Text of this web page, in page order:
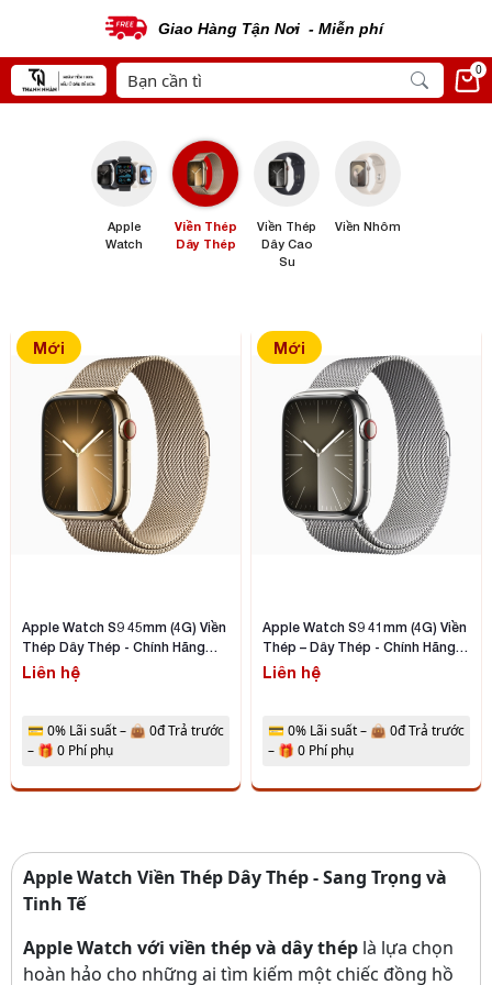
Giao Hàng Tận Nơi - Miễn phí
0
Apple
Watch
Viền Thép
Dây Thép
Viền Thép
Dây Cao
Su
Viền Nhôm
Mới
Apple Watch S9 45mm (4G) Viền
Thép Dây Thép - Chính Hãng
Apple
Liên hệ
💳 0% Lãi suất – 👜 0đ Trả trước
– 🎁 0 Phí phụ
Mới
Apple Watch S9 41mm (4G) Viền
Thép – Dây Thép - Chính Hãng
Apple
Liên hệ
💳 0% Lãi suất – 👜 0đ Trả trước
– 🎁 0 Phí phụ
Apple Watch Viền Thép Dây Thép - Sang Trọng và
Tinh Tế
Apple Watch với viền thép và dây thép là lựa chọn
hoàn hảo cho những ai tìm kiếm một chiếc đồng hồ